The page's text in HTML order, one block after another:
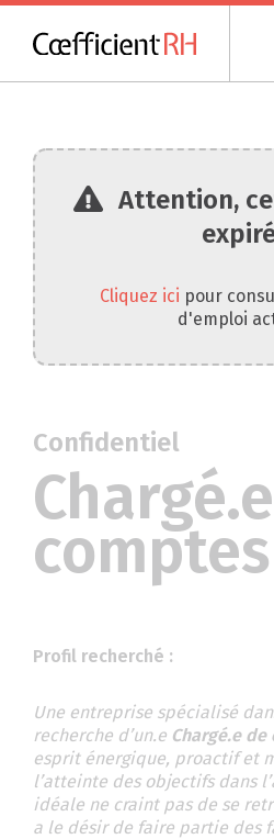
Attention,
Cliquez ici pour
d'emploi
Confidentiel
comptes
Profil recherché :
Une entreprise spécialisé
recherche d’un.e Chargé.e
esprit énergique, proactif et
l’atteinte des objectifs dans
idéale ne craint pas de se
a le désir de faire partie des